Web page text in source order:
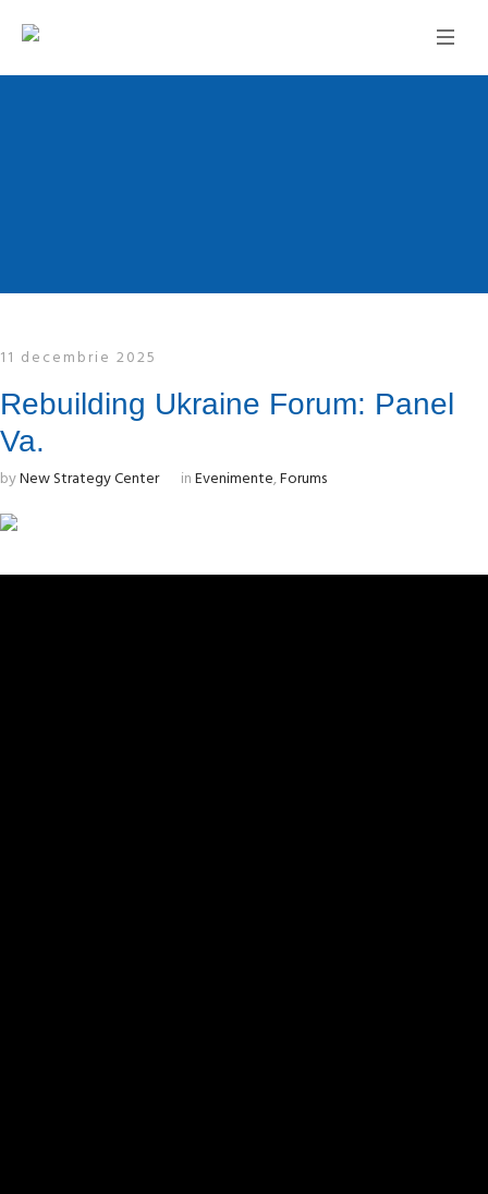
11 decembrie 2025
Rebuilding Ukraine Forum: Panel
Va.
byNew Strategy Center inEvenimente,Forums